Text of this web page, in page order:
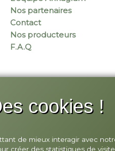
Nos partenaires
Contact
Nos producteurs
F.A.Q
Site Web - Contact
cookies !
de mieux interagir avec
créer des statistiques de visite.